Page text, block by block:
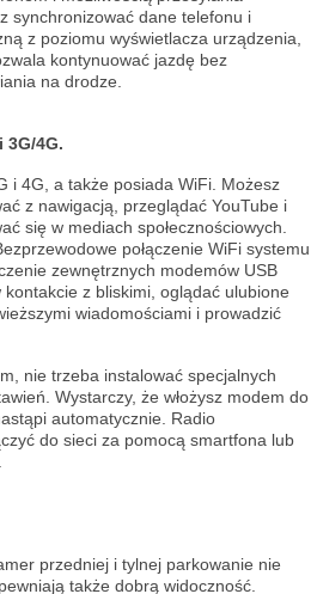
synchronizować dane telefonu i
z poziomu wyświetlacza urządzenia,
kontynuować jazdę bez
na drodze.
3G/4G.
i 4G, a także posiada WiFi. Możesz
z nawigacją, przeglądać YouTube i
się w mediach społecznościowych.
połączenie WiFi systemu
zewnętrznych modemów USB
z bliskimi, oglądać ulubione
wiadomościami i prowadzić
nie trzeba instalować specjalnych
Wystarczy, że włożysz modem do
automatycznie. Radio
do sieci za pomocą smartfona lub
przedniej i tylnej parkowanie nie
także dobrą widoczność.